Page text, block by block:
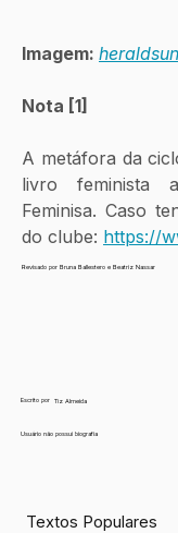
Imagem:
Nota [1]
A metáfora da
livro feminista
Feminisa. Caso
do clube: https://
Revisado por Bruna Ballestero e Beatriz Nassar
Escrito por Tiz Almeida
Usuário não possui biografia
Textos Populares